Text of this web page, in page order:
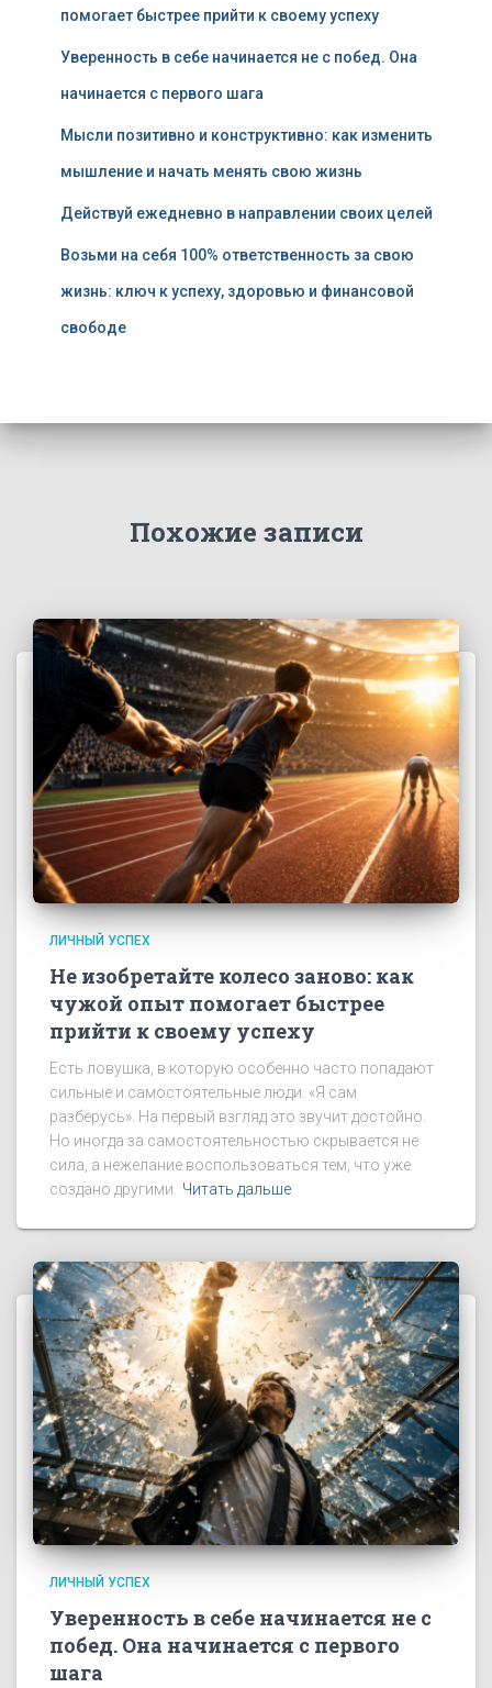
помогает быстрее прийти к своему успеху
Уверенность в себе начинается не с побед. Она
начинается с первого шага
Мысли позитивно и конструктивно: как изменить
мышление и начать менять свою жизнь
Действуй ежедневно в направлении своих целей
Возьми на себя 100% ответственность за свою
жизнь: ключ к успеху, здоровью и финансовой
свободе
Похожие записи
ЛИЧНЫЙ УСПЕХ
Не изобретайте колесо заново: как
чужой опыт помогает быстрее
прийти к своему успеху
Есть ловушка, в которую особенно часто попадают
сильные и самостоятельные люди. «Я сам
разберусь». На первый взгляд это звучит достойно.
Но иногда за самостоятельностью скрывается не
сила, а нежелание воспользоваться тем, что уже
создано другими.
Читать дальше
ЛИЧНЫЙ УСПЕХ
Уверенность в себе начинается не с
побед. Она начинается с первого
шага